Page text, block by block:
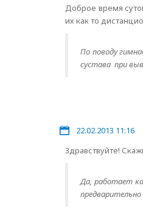
Доброе время
их как то
По поводу
сустава при
22.02.2013 11:16
Здравствуйте!
Да, работает